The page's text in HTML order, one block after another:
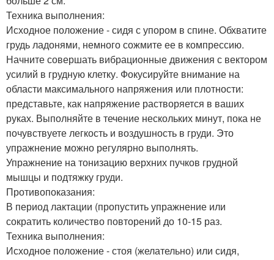
Техника выполнения:
Исходное положение - сидя с упором в спине. Обхватите
грудь ладонями, немного сожмите ее в компрессию.
Начните совершать вибрационные движения с вектором
усилий в грудную клетку. Фокусируйте внимание на
области максимального напряжения или плотности:
представьте, как напряжение растворяется в ваших
руках. Выполняйте в течение нескольких минут, пока не
почувствуете легкость и воздушность в груди. Это
упражнение можно регулярно выполнять.
Упражнение на тонизацию верхних пучков грудной
мышцы и подтяжку груди.
Противопоказания:
В период лактации (пропустить упражнение или
сократить количество повторений до 10-15 раз.
Техника выполнения:
Исходное положение - стоя (желательно) или сидя,